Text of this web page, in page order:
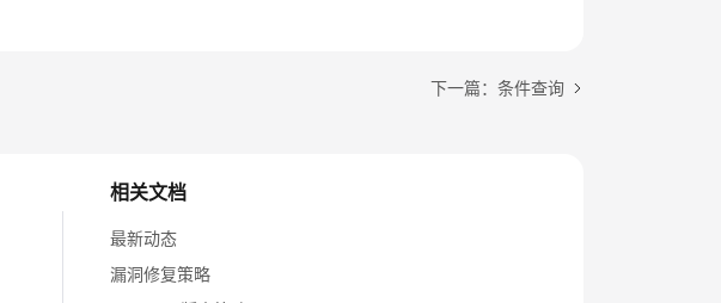
下一篇：条件查询
相关文档
最新动态
漏洞修复策略